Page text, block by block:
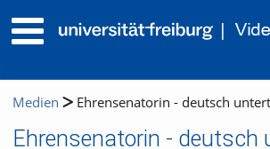
Medien Ehrensenatorin - deutsch
Ehrensenatorin - deutsch